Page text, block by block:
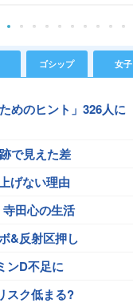
ゴシップ 女子
ためのヒント」326人に
で見えた差
げない理由
田心の生活
&反射区押し
ンD不足に
スク低まる?